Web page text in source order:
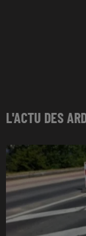
L'ACTU DES